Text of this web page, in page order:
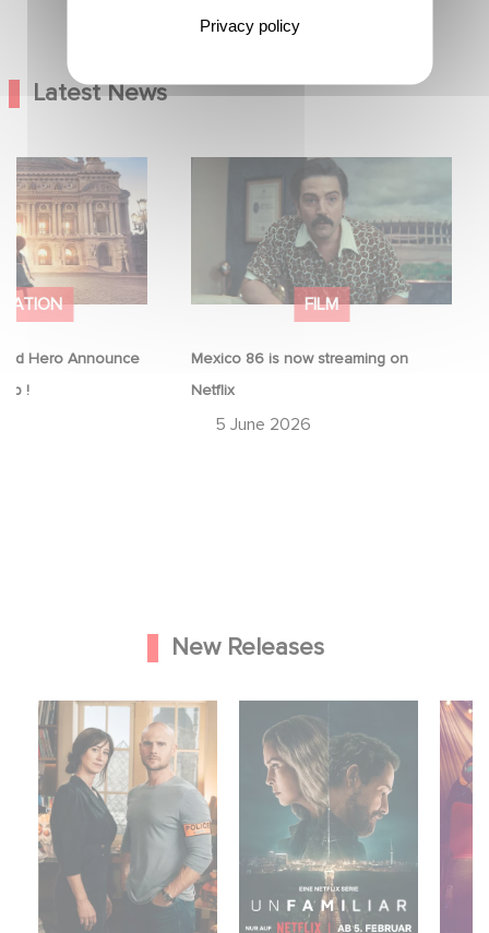
Latest News
Hero Announce
!
Hero
to Leap !
FILM
Mexico 86 is now streaming on
Netflix
5 June 2026
Mexico 86 is now streaming on
New Releases
Privacy policy